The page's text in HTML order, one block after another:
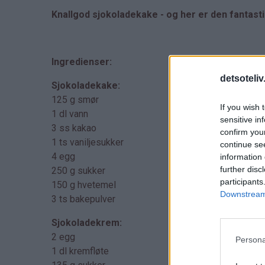
If you wish
sensitive
confirm
continue
information
further
Knallgod sjokoladekake - og her er den
Ingredienser:
Sjokoladekake:
125 g smør
1 dl vann
3 ss kakao
1 ts vaniljesukker
4 egg
250 g sukker
150 g hvetemel
3 ts bakepulver
Sjokoladekrem:
2 egg
1 dl kremfløte